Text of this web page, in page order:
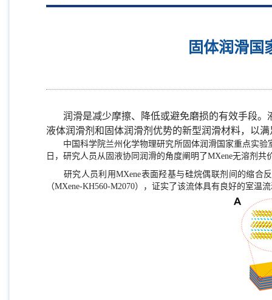
固体润滑国
润滑是减少摩擦、降低或避免磨损的有效手段
液体润滑剂和固体润滑剂优势的新型润滑材料，以
中国科学院兰州化学物理研究所固体润滑国家重点实验
日，研究人员从固液协同润滑的角度阐明了MXene无溶剂共
研究人员利用MXene表面羟基与硅烷偶联剂间的缩合
（MXene-KH560-M2070），证实了该流体具有良好的室温